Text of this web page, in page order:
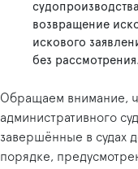
возвращение
искового
без рассмотрения.
Обращаем внимание,
административного
завершённые в судах
порядке,